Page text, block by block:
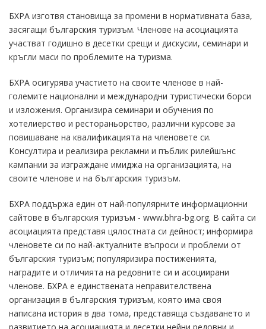
БХРА изготвя становища за промени в нормативната база,
засягащи българския туризъм. Членове на асоциацията
участват годишно в десетки срещи и дискусии, семинари и
кръгли маси по проблемите на туризма.
БХРА осигурява участието на своите членове в най-
големите национални и международни туристически борси
и изложения. Организира семинари и обучения по
хотелиерство и рестораньорство, различни курсове за
повишаване на квалификацията на членовете си.
Консултира и реализира рекламни и пъблик рилейшънс
кампании за изграждане имиджа на организацията, на
своите членове и на българския туризъм.
БХРА поддържа един от най-популярните информационни
сайтове в българския туризъм - www.bhra-bg.org. В сайта си
асоциацията представя цялостната си дейност; информира
членовете си по най-актуалните въпроси и проблеми от
българския туризъм; популяризира постиженията,
наградите и отличията на редовните си и асоциирани
членове. БХРА е единствената неправителствена
организация в българския туризъм, която има своя
написана история в два тома, представяща създаването и